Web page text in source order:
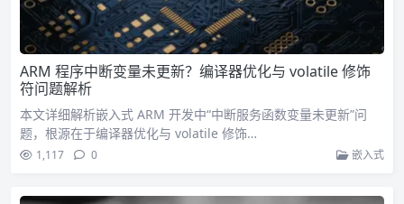
ARM 程序中断变量未更新？编译器优化与 volatile 修饰
符问题解析
本文详细解析嵌入式 ARM 开发中“中断服务函数变量未更新”问
题，根源在于编译器优化与 volatile 修饰…
1,117 0 嵌入式